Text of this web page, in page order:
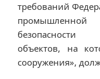
требований
безопасности
объектов, на
сооружения»,